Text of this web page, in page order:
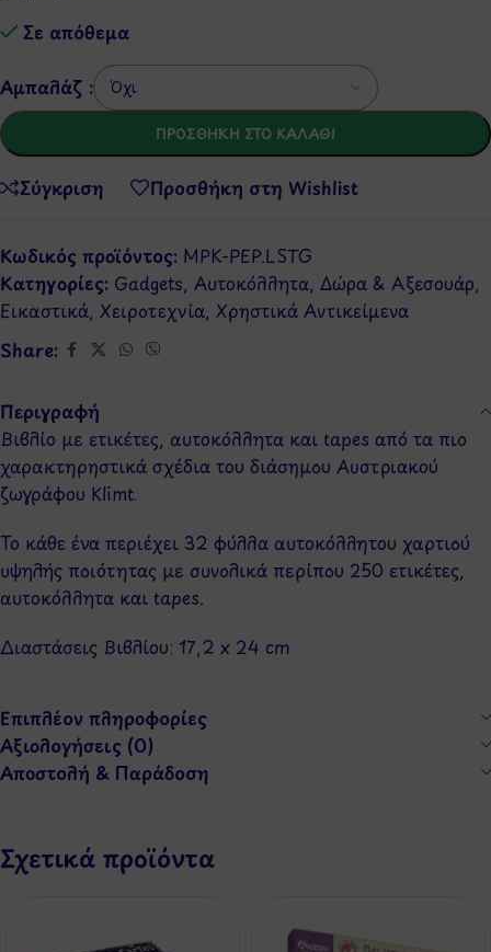
Σε απόθεμα
Αμπαλάζ :
ΠΡΟΣΘΉΚΗ ΣΤΟ ΚΑΛΆΘΙ
Σύγκριση Προσθήκη στη Wishlist
Κωδικός προϊόντος: MPK-PEP.LSTG
Κατηγορίες: Gadgets, Αυτοκόλλητα, Δώρα & Αξεσουάρ,
Εικαστικά, Χειροτεχνία, Χρηστικά Αντικείμενα
Share:
Περιγραφή
Βιβλίo με ετικέτες, αυτοκόλλητα και tapes από τα πιο
χαρακτηρηστικά σχέδια του διάσημου Αυστριακού
ζωγράφου Klimt.
Το κάθε ένα περιέχει 32 φύλλα αυτοκόλλητου χαρτιού
υψηλής ποιότητας με συνολικά περίπου 250 ετικέτες,
αυτοκόλλητα και tapes.
Διαστάσεις Βιβλίου: 17,2 x 24 cm
Επιπλέον πληροφορίες
Αξιολογήσεις (0)
Αποστολή & Παράδοση
Σχετικά προϊόντα